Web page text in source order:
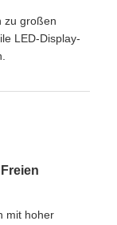
zu großen
LED-Display-
mit hoher